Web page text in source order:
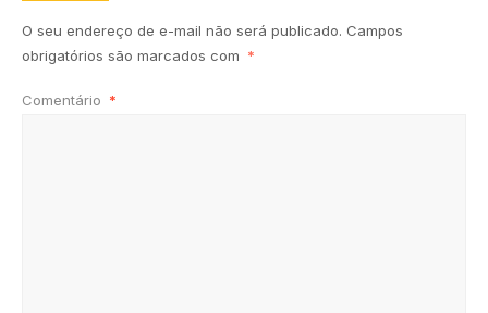
O seu endereço de e-mail não será publicado. Campos
obrigatórios são marcados com *
Comentário *